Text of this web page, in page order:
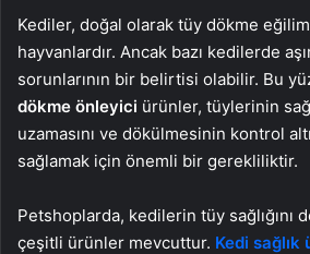
Kediler, doğal olarak tüy dökme
hayvanlardır. Ancak bazı kedilerde
sorunlarının bir belirtisi olabilir. Bu
dökme önleyici ürünler, tüylerinin
uzamasını ve dökülmesinin kontrol
sağlamak için önemli bir gerekliliktir.
Petshoplarda, kedilerin tüy sağlığını
çeşitli ürünler mevcuttur. Kedi sağlık